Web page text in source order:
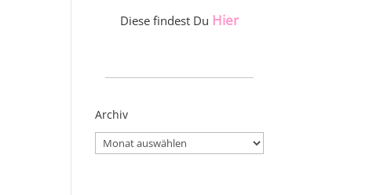
Diese findest Du Hier
Archiv
Archiv